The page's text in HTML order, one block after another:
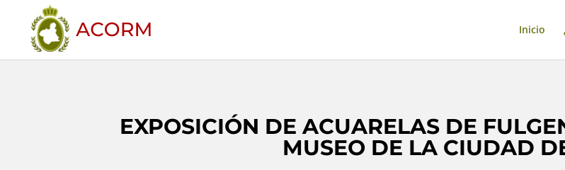
Inicio
EXPOSICIÓN DE ACUARELAS DE
MUSEO DE LA CIUDAD